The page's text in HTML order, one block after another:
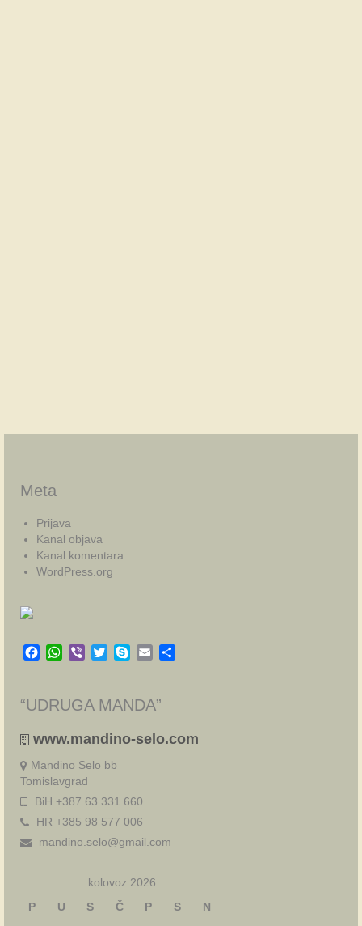
Meta
Prijava
Kanal objava
Kanal komentara
WordPress.org
Facebook
WhatsApp
Viber TwitterSkypeEmail
“UDRUGA MANDA”
www.mandino-selo.com
Mandino Selo bb
Tomislavgrad
BiH +387 63 331 660
HR +385 98 577 006
mandino.selo@gmail.com
kolovoz 2026
P
U S Č P S N